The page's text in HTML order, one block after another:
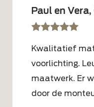
Paul en
sssss
SSSSS
Kwalitatief
voorlichting.
maatwerk. Er
door de